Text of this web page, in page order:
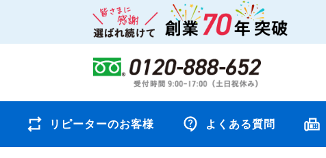
リピーターのお客様 よくある質問